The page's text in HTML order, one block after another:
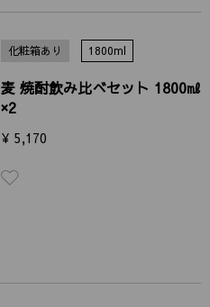
化粧箱あり 1800ml
麦 焼酎飲み比べセット 1800㎖
×2
¥ 5,170